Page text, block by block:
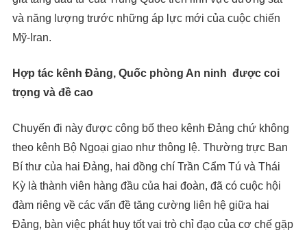
và năng lượng trước những áp lực mới của cuộc chiến
Mỹ-Iran.
Hợp tác kênh Đảng, Quốc phòng An ninh được coi
trọng và đề cao
Chuyến đi này được công bố theo kênh Đảng chứ không
theo kênh Bộ Ngoại giao như thông lệ. Thường trực Ban
Bí thư của hai Đảng, hai đồng chí Trần Cẩm Tú và Thái
Kỳ là thành viên hàng đầu của hai đoàn, đã có cuộc hội
đàm riêng về các vấn đề tăng cường liên hệ giữa hai
Đảng, bàn việc phát huy tốt vai trò chỉ đạo của cơ chế gặp